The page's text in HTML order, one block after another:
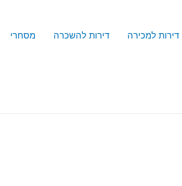
דירות למכירה דירות להשכרה מסחרי